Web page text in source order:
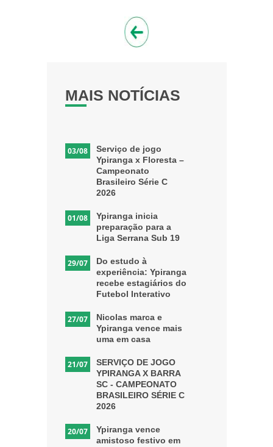
MAIS NOTÍCIAS
03/08
Serviço de jogo
Ypiranga x Floresta –
Campeonato
Brasileiro Série C
2026
01/08
Ypiranga inicia
preparação para a
Liga Serrana Sub 19
29/07
Do estudo à
experiência: Ypiranga
recebe estagiários do
Futebol Interativo
27/07
Nicolas marca e
Ypiranga vence mais
uma em casa
21/07
SERVIÇO DE JOGO
YPIRANGA X BARRA
SC - CAMPEONATO
BRASILEIRO SÉRIE C
2026
20/07
Ypiranga vence
amistoso festivo em